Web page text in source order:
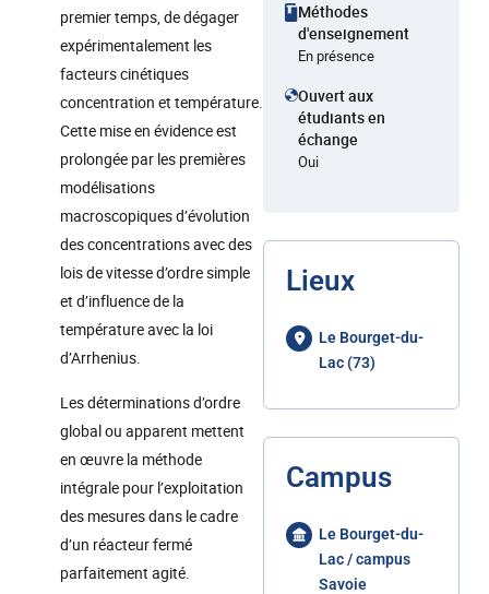
premier temps, de dégager
expérimentalement les
facteurs cinétiques
concentration et température.
Cette mise en évidence est
prolongée par les premières
modélisations
macroscopiques d’évolution
des concentrations avec des
lois de vitesse d’ordre simple
et d’influence de la
température avec la loi
d’Arrhenius.
Les déterminations d’ordre
global ou apparent mettent
en œuvre la méthode
intégrale pour l’exploitation
des mesures dans le cadre
d’un réacteur fermé
parfaitement agité.
Méthodes
d'enseignement
En présence
Ouvert aux
étudiants en
échange
Oui
Lieux
Le Bourget-du-
Lac (73)
Campus
Le Bourget-du-
Lac / campus
Savoie